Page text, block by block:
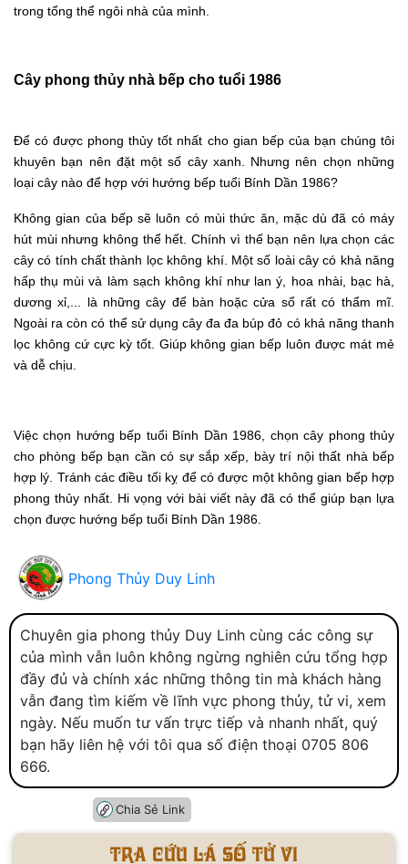
trong tổng thể ngôi nhà của mình.
Cây phong thủy nhà bếp cho tuổi 1986
Để có được phong thủy tốt nhất cho gian bếp của bạn chúng tôi
khuyên bạn nên đặt một số cây xanh. Nhưng nên chọn những
loại cây nào để hợp với hướng bếp tuổi Bính Dần 1986?
Không gian của bếp sẽ luôn có mùi thức ăn, mặc dù đã có máy
hút mùi nhưng không thể hết. Chính vì thế bạn nên lựa chọn các
cây có tính chất thành lọc không khí. Một số loài cây có khả năng
hấp thụ mùi và làm sạch không khí như lan ý, hoa nhài, bạc hà,
dương xỉ,... là những cây để bàn hoặc cửa sổ rất có thẩm mĩ.
Ngoài ra còn có thể sử dụng cây đa đa búp đỏ có khả năng thanh
lọc không cứ cực kỳ tốt. Giúp không gian bếp luôn được mát mẻ
và dễ chịu.
Việc chọn hướng bếp tuổi Bính Dần 1986, chọn cây phong thủy
cho phòng bếp bạn cần có sự sắp xếp, bày trí nội thất nhà bếp
hợp lý. Tránh các điều tối kỵ để có được một không gian bếp hợp
phong thủy nhất. Hi vọng với bài viết này đã có thể giúp bạn lựa
chọn được hướng bếp tuổi Bính Dần 1986.
Phong Thủy Duy Linh
Chuyên gia phong thủy Duy Linh cùng các công sự
của mình vẫn luôn không ngừng nghiên cứu tổng hợp
đầy đủ và chính xác những thông tin mà khách hàng
vẫn đang tìm kiếm về lĩnh vực phong thủy, tử vi, xem
ngày. Nếu muốn tư vấn trực tiếp và nhanh nhất, quý
bạn hãy liên hệ với tôi qua số điện thoại 0705 806
666.
Chia Sẻ Link
Tra cứu lá số tử vi